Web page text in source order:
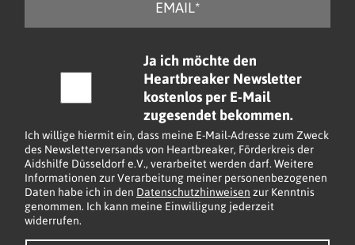
M
k
b
o
x
e
n
Ja ich möchte den
Heartbreaker Newsletter
kostenlos per E-Mail
zugesendet bekommen.
Ich willige hiermit ein, dass meine E-Mail-Adresse zum Zweck
des Newsletterversands von Heartbreaker, Förderkreis der
Aidshilfe Düsseldorf e.V., verarbeitet werden darf. Weitere
Informationen zur Verarbeitung meiner personenbezogenen
Daten habe ich in den Datenschutzhinweisen zur Kenntnis
genommen. Ich kann meine Einwilligung jederzeit
widerrufen.